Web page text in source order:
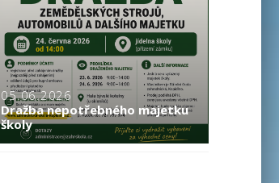
05.06.2026
Dražba nepotřebného majetku
školy